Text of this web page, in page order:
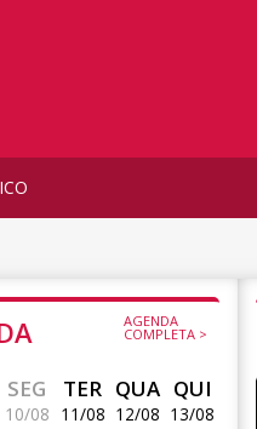
AGENDA
COMPLETA >
SEG
10/08
TER
11/08
QUA
12/08
QUI
13/08